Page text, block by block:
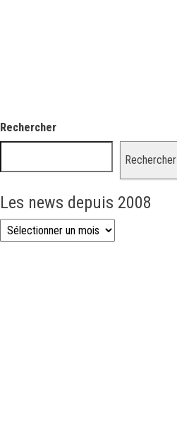
Rechercher
Rechercher
Les news depuis 2008
Les news depuis 2008